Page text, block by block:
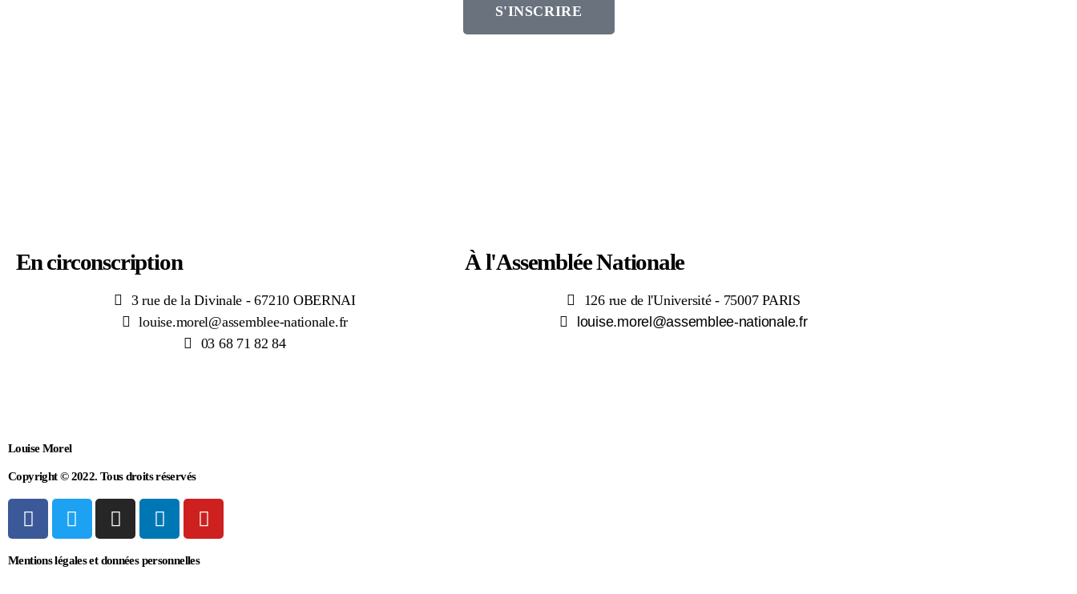
S'INSCRIRE
En circonscription
3 rue de la Divinale - 67210 OBERNAI
louise.morel@assemblee-nationale.fr
03 68 71 82 84
À l'Assemblée Nationale
126 rue de l'Université - 75007 PARIS
louise.morel@assemblee-nationale.fr
Louise Morel
Copyright © 2022. Tous droits réservés
Mentions légales et données personnelles